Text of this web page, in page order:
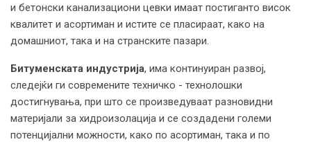
и бетонски канализациони цевки имаат постиганто висок
квалитет и асортиман и истите се пласираат, како на
домашниот, така и на странските пазари.
Битуменската индустрија, има континуиран развој,
следејќи ги современите техничко - технолошки
достигнувања, при што се произведуваат разновидни
материјали за хидроизолација и се создадени големи
потенцијални можности, како по асортиман, така и по